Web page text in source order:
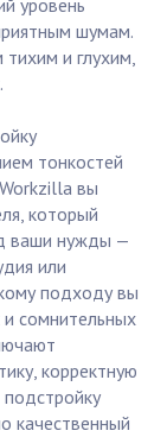
уровень
шумам.
тихим и глухим,
тонкостей
вы
который
ваши нужды —
или
подходу вы
сомнительных
корректную
качественный